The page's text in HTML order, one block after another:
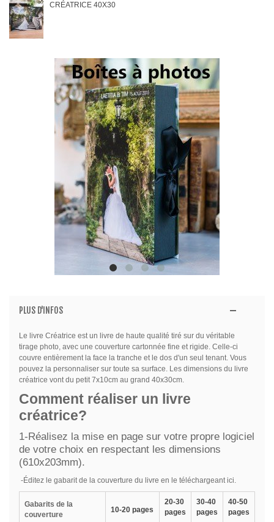
CRÉATRICE 40X30
PLUS D'INFOS
Le livre Créatrice est un livre de haute qualité tiré sur du véritable
tirage photo, avec une couverture cartonnée fine et rigide. Celle-ci
couvre entièrement la face la tranche et le dos d'un seul tenant. Vous
pouvez la personnaliser sur toute sa surface. Les dimensions du livre
créatrice vont du petit 7x10cm au grand 40x30cm.
Comment réaliser un livre
créatrice?
1-Réalisez la mise en page sur votre propre logiciel
de votre choix en respectant les dimensions
(610x203mm).
-Éditez le gabarit de la couverture du livre en le téléchargeant ici.
Gabarits de la
couverture
10-20 pages
20-30
pages
30-40
pages
40-50
pages